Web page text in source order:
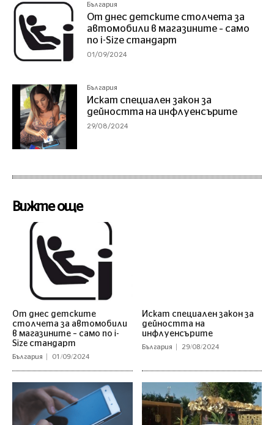
България
От днес детските столчета за
автомобили в магазините – само
по i-Size стандарт
01/09/2024
България
Искат специален закон за
дейността на инфлуенсърите
29/08/2024
Вижте още
От днес детските
столчета за автомобили
в магазините – само по i-
Size стандарт
България 01/09/2024
Искат специален закон за
дейността на
инфлуенсърите
България 29/08/2024